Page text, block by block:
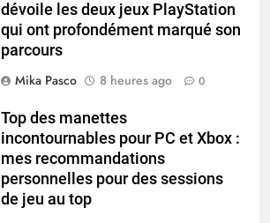
dévoile les deux jeux PlayStation
qui ont profondément marqué son
parcours
Mika Pasco
8 heures ago 0
Top des manettes
incontournables pour PC et Xbox :
mes recommandations
personnelles pour des sessions
de jeu au top